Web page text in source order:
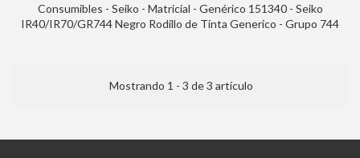
Consumibles - Seiko - Matricial - Genérico 151340 - Seiko
IR40/IR70/GR744 Negro Rodillo de Tinta Generico - Grupo 744
Mostrando 1 - 3 de 3 artículo